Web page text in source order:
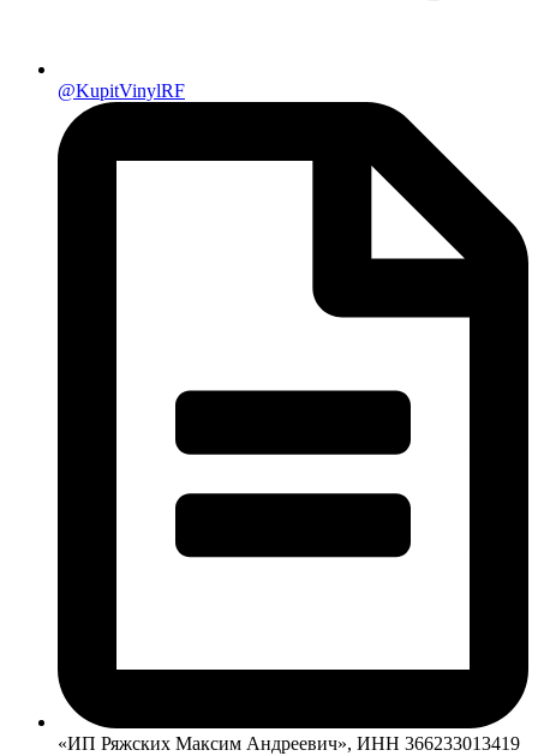
@KupitVinylRF
«ИП Ряжских Максим Андреевич», ИНН 366233013419